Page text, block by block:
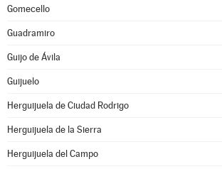
Gomecello
Guadramiro
Guijo de Ávila
Guijuelo
Herguijuela de Ciudad Rodrigo
Herguijuela de la Sierra
Herguijuela del Campo